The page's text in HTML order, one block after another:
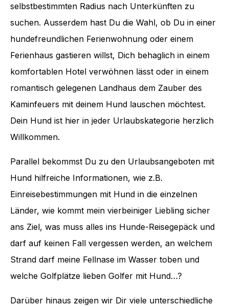
selbstbestimmten Radius nach Unterkünften zu
suchen. Ausserdem hast Du die Wahl, ob Du in einer
hundefreundlichen Ferienwohnung oder einem
Ferienhaus gastieren willst, Dich behaglich in einem
komfortablen Hotel verwöhnen lässt oder in einem
romantisch gelegenen Landhaus dem Zauber des
Kaminfeuers mit deinem Hund lauschen möchtest.
Dein Hund ist hier in jeder Urlaubskategorie herzlich
Willkommen.
Parallel bekommst Du zu den Urlaubsangeboten mit
Hund hilfreiche Informationen, wie z.B.
Einreisebestimmungen mit Hund in die einzelnen
Länder, wie kommt mein vierbeiniger Liebling sicher
ans Ziel, was muss alles ins Hunde-Reisegepäck und
darf auf keinen Fall vergessen werden, an welchem
Strand darf meine Fellnase im Wasser toben und
welche Golfplätze lieben Golfer mit Hund…?
Darüber hinaus zeigen wir Dir viele unterschiedliche